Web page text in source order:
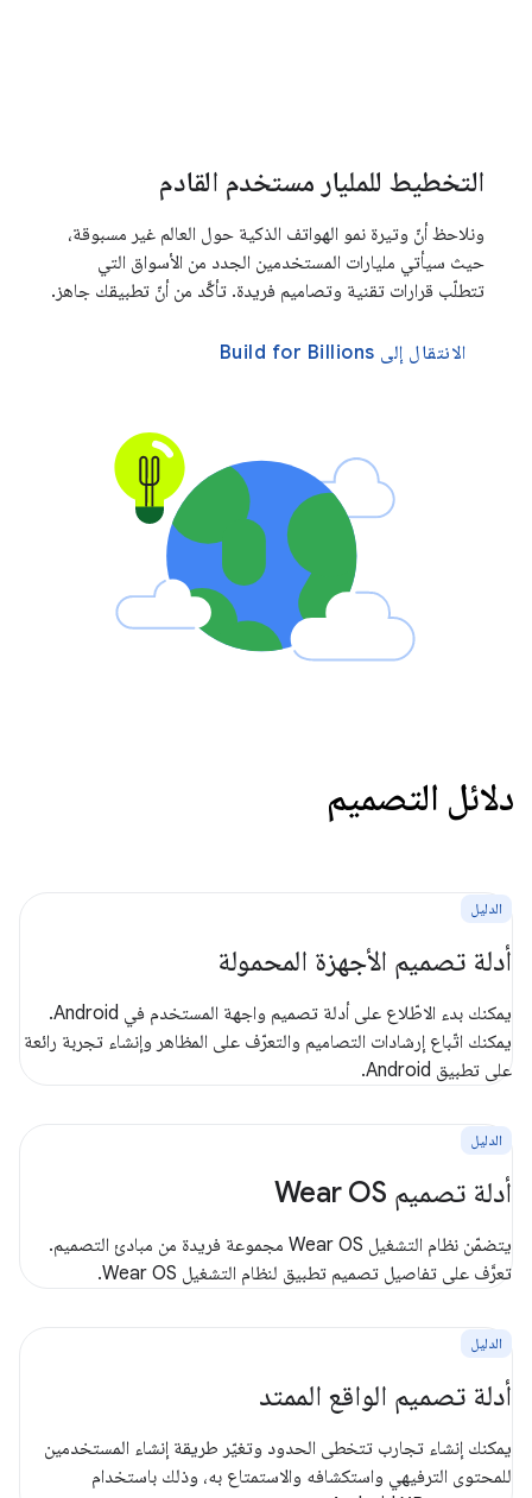
التخطيط للمليار مستخدم القادم
ونلاحظ أنّ وتيرة نمو الهواتف الذكية حول العالم غير مسبوقة،
حيث سيأتي مليارات المستخدمين الجدد من الأسواق التي
تتطلّب قرارات تقنية وتصاميم فريدة. تأكَّد من أنّ تطبيقك جاهز.
الانتقال إلى Build for Billions
دلائل التصميم
الدليل
أدلة تصميم الأجهزة المحمولة
يمكنك بدء الاطّلاع على أدلة تصميم واجهة المستخدم في Android.
يمكنك اتّباع إرشادات التصاميم والتعرّف على المظاهر وإنشاء تجربة رائعة
على تطبيق Android.
الدليل
أدلة تصميم Wear OS
يتضمّن نظام التشغيل Wear OS مجموعة فريدة من مبادئ التصميم.
تعرَّف على تفاصيل تصميم تطبيق لنظام التشغيل Wear OS.
الدليل
أدلة تصميم الواقع الممتد
يمكنك إنشاء تجارب تتخطى الحدود وتغيّر طريقة إنشاء المستخدمين
للمحتوى الترفيهي واستكشافه والاستمتاع به، وذلك باستخدام